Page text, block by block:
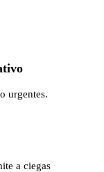
urgentes.
a ciegas